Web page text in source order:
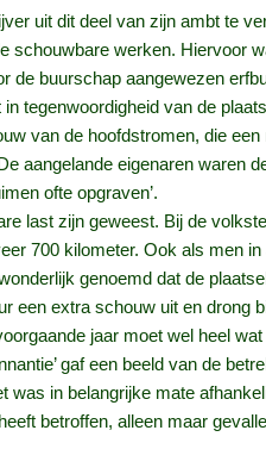
uit dit deel van zijn ambt te
schouwbare werken. Hiervoor
de buurschap aangewezen
tegenwoordigheid van de
van de hoofdstromen, die een
aangelande eigenaren waren
ofte opgraven’.
last zijn geweest. Bij de
700 kilometer. Ook als men
genoemd dat de
een extra schouw uit en drong
jaar moet wel heel
gaf een beeld van de
in belangrijke mate
betroffen, alleen maar